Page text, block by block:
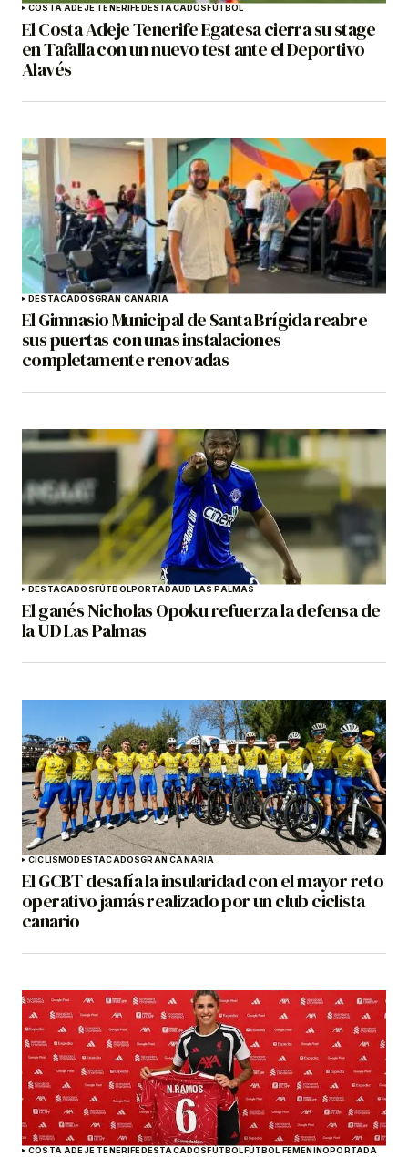
COSTA ADEJE TENERIFEDESTACADOSFÚTBOL
El Costa Adeje Tenerife Egatesa cierra su stage
en Tafalla con un nuevo test ante el Deportivo
Alavés
DESTACADOSGRAN CANARIA
El Gimnasio Municipal de Santa Brígida reabre
sus puertas con unas instalaciones
completamente renovadas
DESTACADOSFÚTBOLPORTADAUD LAS PALMAS
El ganés Nicholas Opoku refuerza la defensa de
la UD Las Palmas
CICLISMODESTACADOSGRAN CANARIA
El GCBT desafía la insularidad con el mayor reto
operativo jamás realizado por un club ciclista
canario
COSTA ADEJE TENERIFEDESTACADOSFÚTBOLFÚTBOL FEMENINOPORTADA